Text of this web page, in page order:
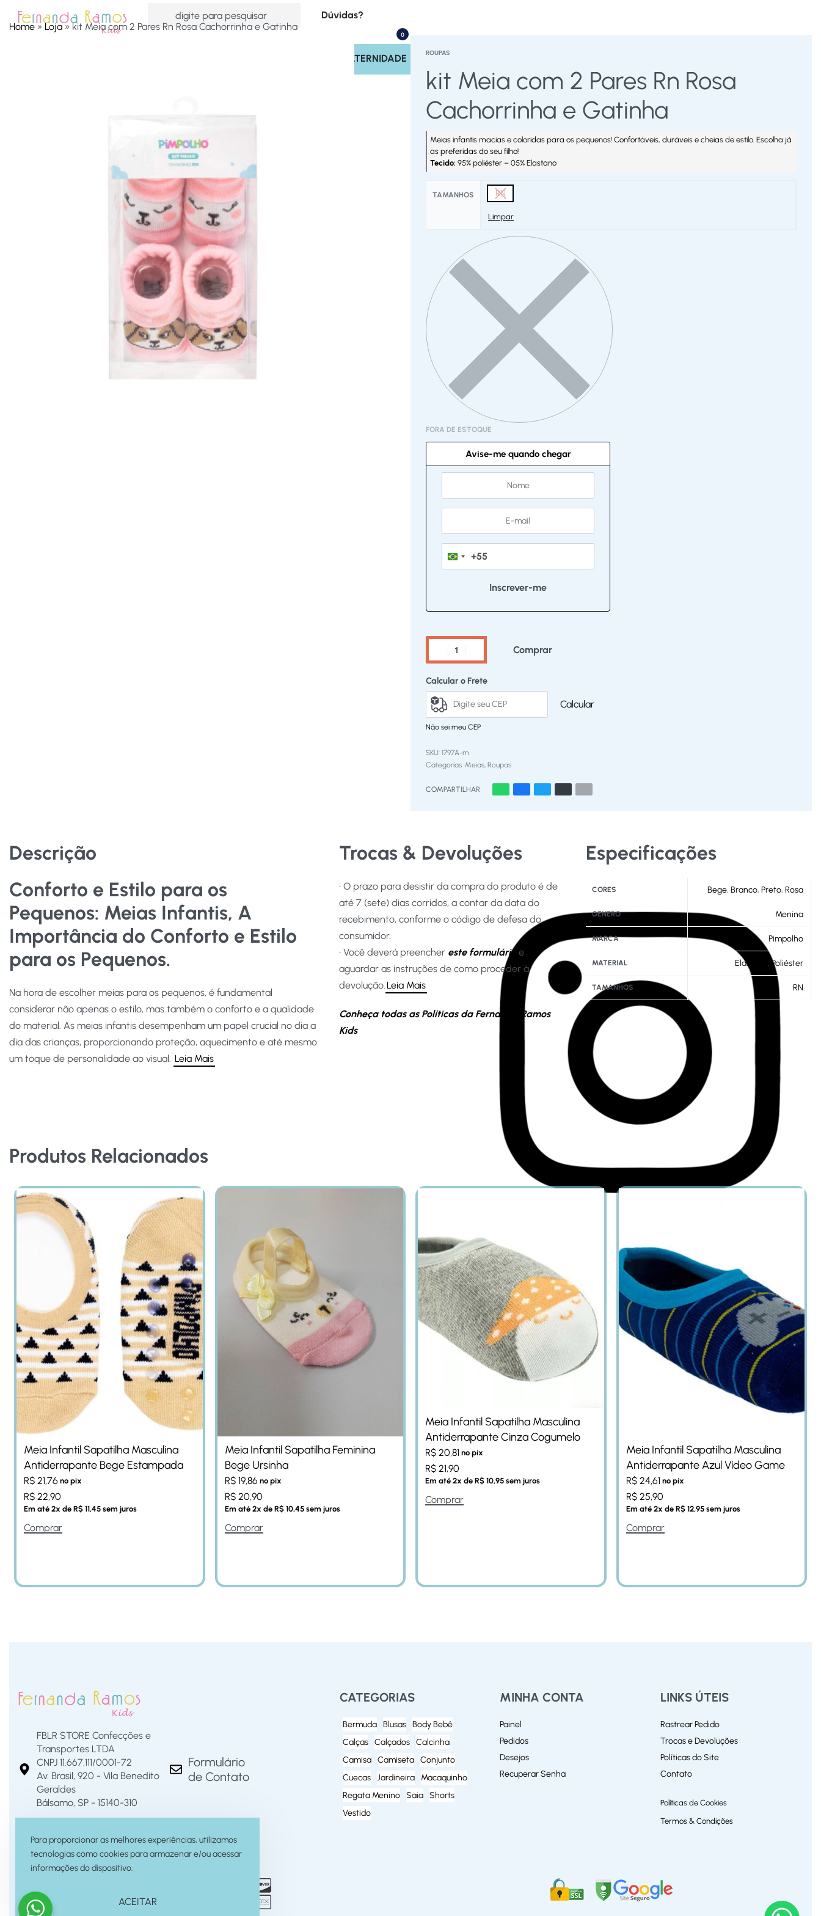
Dúvidas?
(17) 99713-4221
0
SAÍDA MATERNIDADE
Home»Loja»kit Meia com 2 Pares Rn Rosa Cachorrinha e Gatinha
ROUPAS
kit Meia com 2 Pares Rn Rosa
Cachorrinha e Gatinha
Meias infantis macias e coloridas para os pequenos! Confortáveis, duráveis e cheias de estilo. Escolha já
as preferidas do seu filho!
Tecido: 95% poliéster – 05% Elastano
TAMANHOS RN
Limpar
FORA DE ESTOQUE
Avise-me quando chegar
Brazil+55
Comprar
Calcular o Frete
Calcular
Não sei meu CEP
1797A-rn
Categorias: Meias, Roupas
COMPARTILHAR
Descrição
Conforto e Estilo para os
Pequenos: Meias Infantis, A
Importância do Conforto e Estilo
para os Pequenos.
Na hora de escolher meias para os pequenos, é fundamental
considerar não apenas o estilo, mas também o conforto e a qualidade
do material. As meias infantis desempenham um papel crucial no dia a
dia das crianças, proporcionando proteção, aquecimento e até mesmo
um toque de personalidade ao visual. Leia Mais
Trocas & Devoluções
• O prazo para desistir da compra do produto é de
até 7 (sete) dias corridos, a contar da data do
recebimento, conforme o código de defesa do
consumidor.
• Você deverá preencher este formulário e
aguardar as instruções de como proceder à
devolução. Leia Mais
Conheça todas as Políticas da Fernanda Ramos
Kids
Especificações
CORES Bege,Branco,Preto,Rosa
GENERO Menina
MARCA Pimpolho
MATERIAL Elastano , Poliéster
TAMANHOS RN
Produtos Relacionados
Meia Infantil Sapatilha Masculina
Antiderrapante Bege Estampada
R$ 21,76 no pix
R$ 22,90
Em até 2x de R$ 11,45 sem juros
Comprar
Meia Infantil Sapatilha Feminina
Bege Ursinha
R$19,86 no pix
R$20,90
Em até 2x de R$10,45sem juros
Comprar
Meia Infantil Sapatilha Masculina
Antiderrapante Cinza Cogumelo
R$ 20,81 no pix
R$ 21,90
Em até 2x de R$ 10,95 sem juros
Comprar
Meia Infantil Sapatilha Masculina
Antiderrapante Azul Vídeo Game
R$24,61 no pix
R$25,90
Em até 2x de R$12,95sem juros
Comprar
FBLR STORE Confecções e
Transportes LTDA
CNPJ 11.667.111/0001-72
Av. Brasil, 920 - Vila Benedito
Geraldes
Bálsamo, SP - 15140-310
Formulário
de Contato
CATEGORIAS
Bermuda Blusas
Body Bebê
Calças
Calçados
Calcinha
Camisa
Camiseta
Conjunto
Cuecas
Jardineira
Macaquinho
Regata Menino
Saia
Shorts
Vestido
MINHA CONTA
Painel
Pedidos
Desejos
Recuperar Senha
LINKS ÚTEIS
Rastrear Pedido
Trocas e Devoluções
Políticas do Site
Contato
Políticas de Cookies
Termos & Condições
Para proporcionar as melhores experiências, utilizamos
tecnologias como cookies para armazenar e/ou acessar
informações do dispositivo.
ACEITAR